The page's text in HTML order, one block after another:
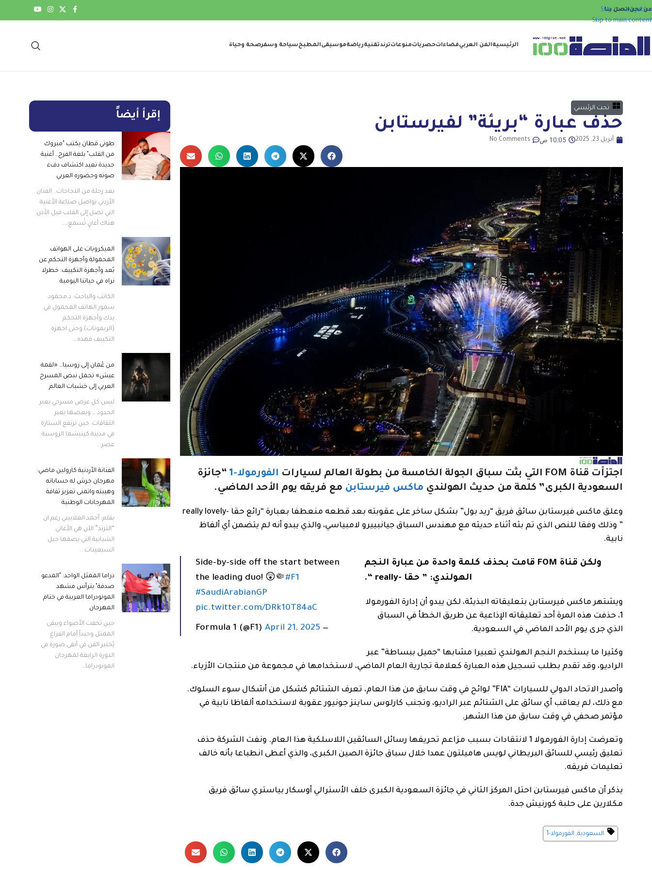
Skip to navigation
Skip to main content
من نحناتصل بنا
الرئيسيةالفن العربيفضاءاتحصرياتمنوعاتترندتقنيةرياضةموسيقىالمطبخسياحة وسفرصحة وحياة
تحت الرئيسي
حذف عبارة “بريئة” لفيرستابن
أبريل 23, 2025 10:05 ص No Comments
اجتزأت قناة FOM التي بثت سباق الجولة الخامسة من بطولة العالم لسيارات الفورمولا-1 “جائزة
السعودية الكبرى” كلمة من حديث الهولندي ماكس فيرستابن مع فريقه يوم الأحد الماضي.
وعلق ماكس فيرستابن سائق فريق “ريد بول” بشكل ساخر على عقوبته بعد قطعه منعطفا بعبارة “رائع حقا -really lovely
” وذلك وفقا للنص الذي تم بثه أثناء حديثه مع مهندس السباق جيانبييرو لامبياسي، والذي يبدو أنه لم يتضمن أي ألفاظ
نابية.
Side-by-side off the start between
the leading duo! 😲🤏#F1
#SaudiArabianGP
pic.twitter.com/DRk10T84aC
— Formula 1 (@F1)
April 21, 2025
ولكن قناة FOM قامت بحذف كلمة واحدة من عبارة النجم
الهولندي: ” حقا -really “.
ويشتهر ماكس فيرستابن بتعليقاته البذيئة، لكن يبدو أن إدارة الفورمولا
1، حذفت هذه المرة أحد تعليقاته الإذاعية عن طريق الخطأ في السباق
الذي جرى يوم الأحد الماضي في السعودية.
وكثيرا ما يستخدم النجم الهولندي تعبيرا مشابها “جميل ببساطة” عبر
الراديو، وقد تقدم بطلب تسجيل هذه العبارة كعلامة تجارية العام الماضي، لاستخدامها في مجموعة من منتجات الأزياء.
وأصدر الاتحاد الدولي للسيارات “FIA” لوائح في وقت سابق من هذا العام، تعرف الشتائم كشكل من أشكال سوء السلوك.
مع ذلك، لم يعاقب أي سائق على الشتائم عبر الراديو، وتجنب كارلوس ساينز جونيور عقوبة لاستخدامه ألفاظا نابية في
مؤتمر صحفي في وقت سابق من هذا الشهر.
وتعرضت إدارة الفورمولا 1 لانتقادات بسبب مزاعم تحريفها رسائل السائقين اللاسلكية هذا العام. ونفت الشركة حذف
تعليق رئيسي للسائق البريطاني لويس هاميلتون عمدا خلال سباق جائزة الصين الكبرى، والذي أعطى انطباعا بأنه خالف
تعليمات فريقه.
يذكر أن ماكس فيرستابن احتل المركز الثاني في جائزة السعودية الكبرى خلف الأسترالي أوسكار بياستري سائق فريق
مكلارين على حلبة كورنيش جدة.
السعودية, الفورمولا-1
إقرأ أيضاً
طوني قطان يكتب "مبروك
من القلب" بلغة الفرح.. أغنية
جديدة تعيد اكتشاف دفء
صوته وحضوره العربي
بعد رحلة من النجاحات.. الفنان
الأردني يواصل صناعة الأغنية
التي تصل إلى القلب قبل الأذن
هناك أغانٍ تُسمع،...
الميكروبات على الهواتف
المحمولة وأجهزة التحكم عن
بُعد وأجهزة التكييف: خطرلا
نراه في حياتنا اليومية
الكاتب والباحث: د.محمود
سمور الهاتف المحمول في
يدك وأجهزة التحكم
(الريموتات) وحتى اجهزة
التكييف فهذه...
من عُمان إلى روسيا… «لقمة
عيش» تحمل نبض المسرح
العربي إلى خشبات العالم
ليس كل عرض مسرحي يعبر
الحدود … وبعضها يعبر
الثقافات. حين ترتفع الستارة
في مدينة كينيشما الروسية
عصر...
الفنانة الأردنية كارولين ماضي:
مهرجان جرش له حساباته
وهيبته واتمنى تعزيز ثقافة
المهرجانات الوطنية
بقلم: أحمد الغلاييني رغم ان
“الترند” الآن هي الأغاني
الشبابية التي يصفها جيل
السبعينات...
دراما الممثل الواحد: "المدعو
صدفة" يترأس مشهد
المونودراما العربية في ختام
المهرجان
حين تخفت الأضواء ويبقى
الممثل وحيداً أمام الفراغ
يُختبر الفن في أنقى صوره في
الدورة الرابعة لمهرجان
المونودراما...